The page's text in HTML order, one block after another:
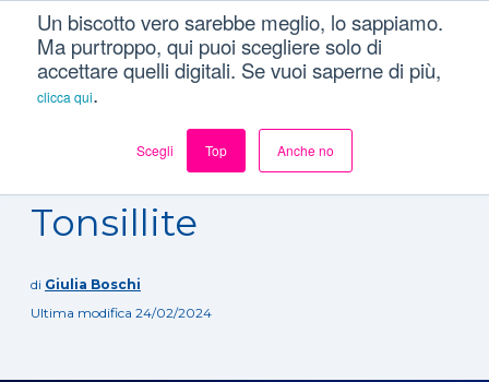
Un biscotto vero sarebbe meglio, lo sappiamo.
Ma purtroppo, qui puoi scegliere solo di
accettare quelli digitali. Se vuoi saperne di più,
clicca qui.
Scegli Top Anche no
Patologie/ Tonsillite
Tonsillite
di Giulia Boschi
Ultima modifica 24/02/2024